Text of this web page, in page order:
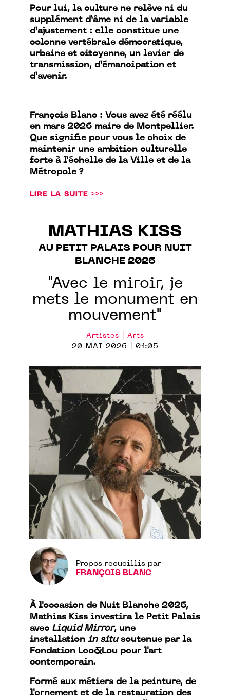
Pour lui, la culture ne relève ni du
supplément d’âme ni de la variable
d’ajustement : elle constitue une
colonne vertébrale démocratique,
urbaine et citoyenne, un levier de
transmission, d’émancipation et
d’avenir.
François Blanc : Vous avez été réélu
en mars 2026 maire de Montpellier.
Que signifie pour vous le choix de
maintenir une ambition culturelle
forte à l’échelle de la Ville et de la
Métropole ?
LIRE LA SUITE >>>
MATHIAS KISS
AU PETIT PALAIS POUR NUIT
BLANCHE 2026
"Avec le miroir, je
mets le monument en
mouvement"
Artistes | Arts
20 MAI 2026 | 01:05
Propos recueillis par
FRANÇOIS BLANC
À l'occasion de Nuit Blanche 2026,
Mathias Kiss investira le Petit Palais
avec Liquid Mirror, une
installation in situsoutenue par la
Fondation Loo&Lou pour l'art
contemporain.
Formé aux métiers de la peinture, de
l'ornement et de la restauration des